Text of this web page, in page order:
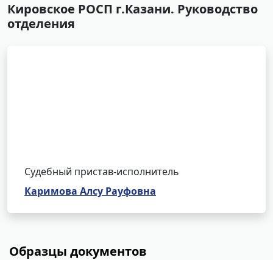
Кировское РОСП г.Казани. Руководство
отделения
Судебный пристав-исполнитель
Каримова Алсу Рауфовна
Образцы документов